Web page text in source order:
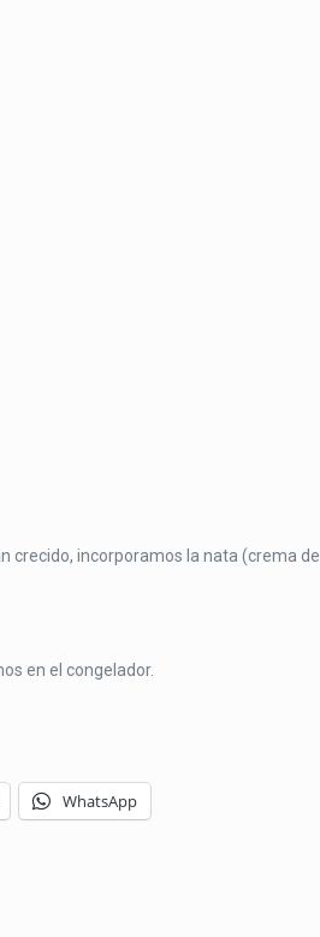
crecido, incorporamos la nata (crema de
en el congelador.
WhatsApp